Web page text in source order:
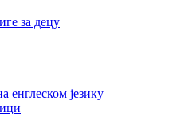
за децу
енглеском језику